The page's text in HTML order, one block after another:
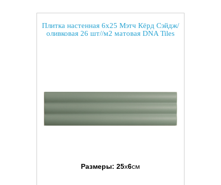
Плитка настенная 6x25 Мэтч Кёрд Сэйдж/
оливковая 26 шт//м2 матовая DNA Tiles
Размеры: 25x6см